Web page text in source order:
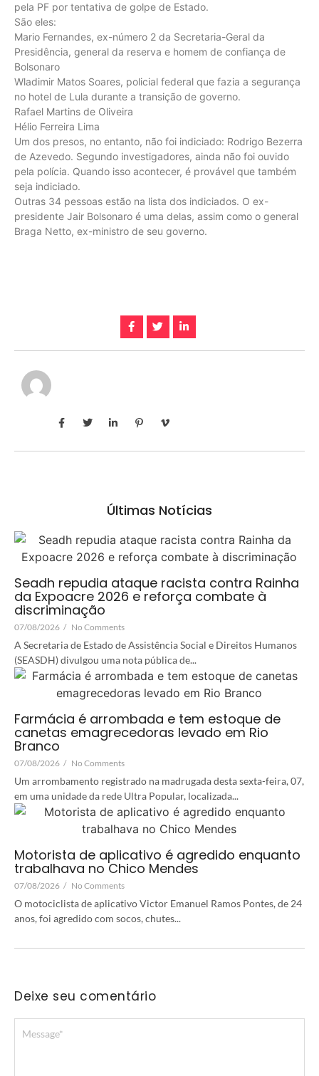
pela PF por tentativa de golpe de Estado.
São eles:
Mario Fernandes, ex-número 2 da Secretaria-Geral da
Presidência, general da reserva e homem de confiança de
Bolsonaro
Wladimir Matos Soares, policial federal que fazia a segurança
no hotel de Lula durante a transição de governo.
Rafael Martins de Oliveira
Hélio Ferreira Lima
Um dos presos, no entanto, não foi indiciado: Rodrigo Bezerra
de Azevedo. Segundo investigadores, ainda não foi ouvido
pela polícia. Quando isso acontecer, é provável que também
seja indiciado.
Outras 34 pessoas estão na lista dos indiciados. O ex-
presidente Jair Bolsonaro é uma delas, assim como o general
Braga Netto, ex-ministro de seu governo.
Últimas Notícias
Seadh repudia ataque racista contra Rainha
da Expoacre 2026 e reforça combate à
discriminação
07/08/2026 / No Comments
A Secretaria de Estado de Assistência Social e Direitos Humanos
(SEASDH) divulgou uma nota pública de...
Farmácia é arrombada e tem estoque de
canetas emagrecedoras levado em Rio
Branco
07/08/2026 / No Comments
Um arrombamento registrado na madrugada desta sexta-feira, 07,
em uma unidade da rede Ultra Popular, localizada...
Motorista de aplicativo é agredido enquanto
trabalhava no Chico Mendes
07/08/2026 / No Comments
O motociclista de aplicativo Victor Emanuel Ramos Pontes, de 24
anos, foi agredido com socos, chutes...
Deixe seu comentário